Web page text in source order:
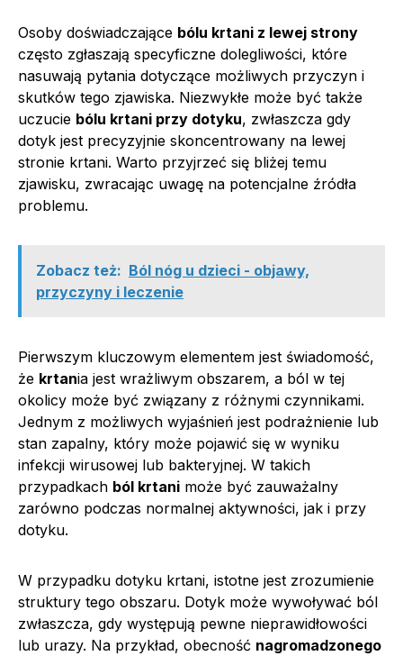
Osoby doświadczające bólu krtani z lewej strony
często zgłaszają specyficzne dolegliwości, które
nasuwają pytania dotyczące możliwych przyczyn i
skutków tego zjawiska. Niezwykłe może być także
uczucie bólu krtani przy dotyku, zwłaszcza gdy
dotyk jest precyzyjnie skoncentrowany na lewej
stronie krtani. Warto przyjrzeć się bliżej temu
zjawisku, zwracając uwagę na potencjalne źródła
problemu.
Zobacz też: Ból nóg u dzieci - objawy,
przyczyny i leczenie
Pierwszym kluczowym elementem jest świadomość,
że krtania jest wrażliwym obszarem, a ból w tej
okolicy może być związany z różnymi czynnikami.
Jednym z możliwych wyjaśnień jest podrażnienie lub
stan zapalny, który może pojawić się w wyniku
infekcji wirusowej lub bakteryjnej. W takich
przypadkach ból krtani może być zauważalny
zarówno podczas normalnej aktywności, jak i przy
dotyku.
W przypadku dotyku krtani, istotne jest zrozumienie
struktury tego obszaru. Dotyk może wywoływać ból
zwłaszcza, gdy występują pewne nieprawidłowości
lub urazy. Na przykład, obecność nagromadzonego